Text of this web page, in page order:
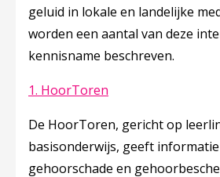
geluid in lokale en landelijke
worden een aantal van deze
kennisname beschreven.
1. HoorToren
De HoorToren, gericht op
basisonderwijs, geeft
gehoorschade en